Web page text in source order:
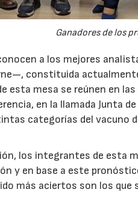
Ganadores de los
a los mejores
constituida
esta mesa se reúnen en
en la llamada Junta
categorías del vacuno
los integrantes de esta
y en base a este
más aciertos son los que